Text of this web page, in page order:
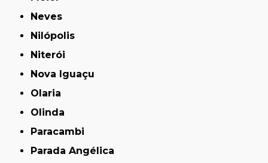
Neves
Nilópolis
Niterói
Nova Iguaçu
Olaria
Olinda
Paracambi
Parada Angélica